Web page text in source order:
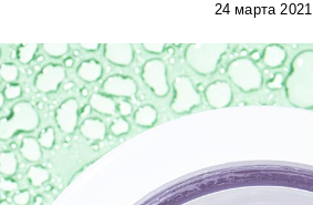
24 марта 2021